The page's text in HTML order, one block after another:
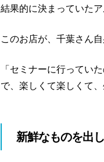
結果的に決まっていた
このお店が、千葉さん
「セミナーに行ってい
で、楽しくて楽しくて
新鮮なものを出